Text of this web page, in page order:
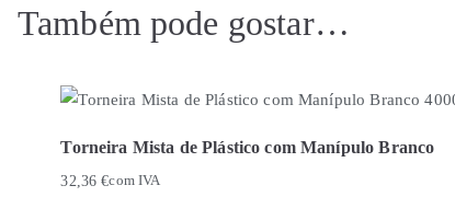
Também pode gostar…
Torneira Mista de Plástico com Manípulo Branco
32,36€com IVA